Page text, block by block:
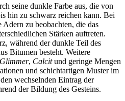
seine dunkle Farbe aus, die von
hin zu schwarz reichen kann. Bei
zu beobachten, die das
Stärken auftreten.
während der dunkle Teil des
Bitumen besteht. Weitere
Glimmer, Calcitund geringe Mengen
und schichtartigen Muster im
wechselnden Eintrag der
der Bildung des Gesteins.